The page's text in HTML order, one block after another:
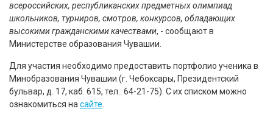
всероссийских, республиканских предметных олимпиад
школьников, турниров, смотров, конкурсов, обладающих
высокими гражданскими качествами, - сообщают в
Министерстве образования Чувашии.
Для участия необходимо предоставить портфолио ученика в
Минобразования Чувашии (г. Чебоксары, Президентский
бульвар, д. 17, каб. 615, тел.: 64-21-75). С их списком можно
ознакомиться на сайте